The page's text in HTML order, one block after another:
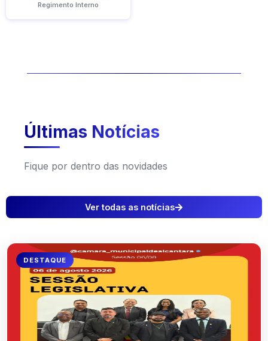
Regimento Interno
Últimas Notícias
Fique por dentro das novidades
Ver todas as notícias
DESTAQUE